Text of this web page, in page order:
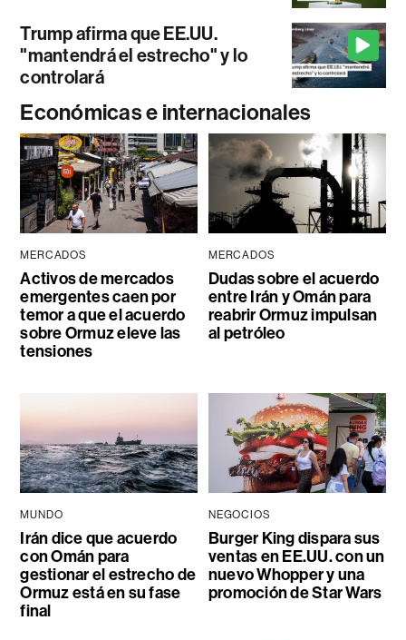
Trump afirma que EE.UU.
"mantendrá el estrecho" y lo
controlará
Económicas e internacionales
MERCADOS
Activos de mercados
emergentes caen por
temor a que el acuerdo
sobre Ormuz eleve las
tensiones
MERCADOS
Dudas sobre el acuerdo
entre Irán y Omán para
reabrir Ormuz impulsan
al petróleo
MUNDO
Irán dice que acuerdo
con Omán para
gestionar el estrecho de
Ormuz está en su fase
final
NEGOCIOS
Burger King dispara sus
ventas en EE.UU. con un
nuevo Whopper y una
promoción de Star Wars